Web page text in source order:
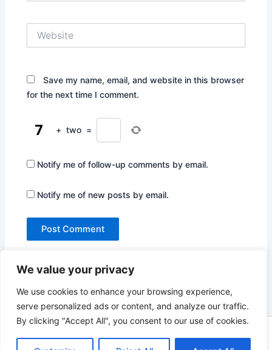
We value your privacy
We use cookies to enhance your browsing experience,
serve personalized ads or content, and analyze our traffic.
By clicking "Accept All", you consent to our use of cookies.
Save my name, email, and website in this browser
for the next time I comment.
+ two =
Notify me of follow-up comments by email.
Notify me of new posts by email.
Copyright © 2026 Not Only Hollywood | Powered byAstra